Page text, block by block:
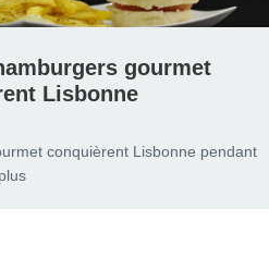
gourmet
Lisbonne
conquièrent Lisbonne pendant